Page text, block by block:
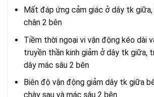
Mất đáp ứng cảm giác ở dây tk
chân 2 bên
Tiềm thời ngoại vi vận động kéo dài
truyền thần kinh giảm ở dây tk giữa,
dây mác sâu 2 bên
Biên độ vận động giảm dây tk giữa
chày sau và mác sâu 2 bên